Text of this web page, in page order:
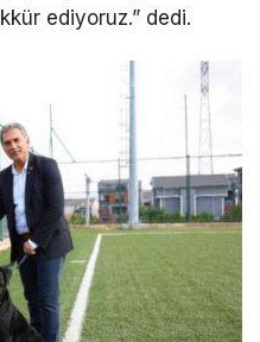
ediyoruz.” dedi.